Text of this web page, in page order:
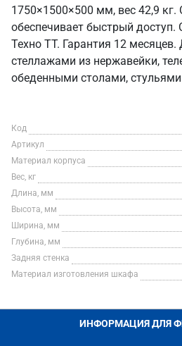
1750×1500×500 мм, вес 42,9
обеспечивает быстрый доступ.
Техно ТТ. Гарантия 12
стеллажами из нержавейки,
обеденными столами,
Код
Артикул
Материал корпуса
Вес, кг
Длина, мм
Высота, мм
Ширина, мм
Глубина, мм
Задняя стенка
Материал изготовления шкафа
ИНФОРМАЦИЯ ДЛЯ